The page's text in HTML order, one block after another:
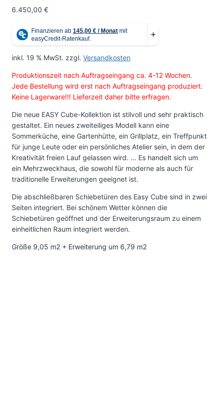
6.450,00 €
inkl. 19 % MwSt. zzgl. Versandkosten
Produktionszeit nach Auftragseingang ca. 4-12 Wochen.
Jede Bestellung wird erst nach Auftragseingang produziert.
Keine Lagerware!!! Lieferzeit daher bitte erfragen.
Die neue EASY Cube-Kollektion ist stilvoll und sehr praktisch
gestaltet. Ein neues zweiteiliges Modell kann eine
Sommerküche, eine Gartenhütte, ein Grillplatz, ein Treffpunkt
für junge Leute oder ein persönliches Atelier sein, in dem der
Kreativität freien Lauf gelassen wird. … Es handelt sich um
ein Mehrzweckhaus, die sowohl für moderne als auch für
traditionelle Erweiterungen geeignet ist.
Die abschließbaren Schiebetüren des Easy Cube sind in zwei
Seiten integriert. Bei schönem Wetter können die
Schiebetüren geöffnet und der Erweiterungsraum zu einem
einheitlichen Raum integriert werden.
Größe 9,05 m2 + Erweiterung um 6,79 m2